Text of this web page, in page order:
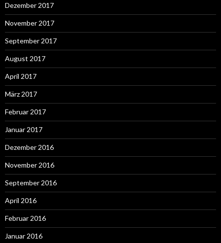
Dezember 2017
November 2017
September 2017
August 2017
April 2017
März 2017
Februar 2017
Januar 2017
Dezember 2016
November 2016
September 2016
April 2016
Februar 2016
Januar 2016